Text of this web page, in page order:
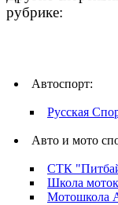
рубрике:
Автоспорт:
Русская
Авто и мото
СТК
Школа
Мотошкола